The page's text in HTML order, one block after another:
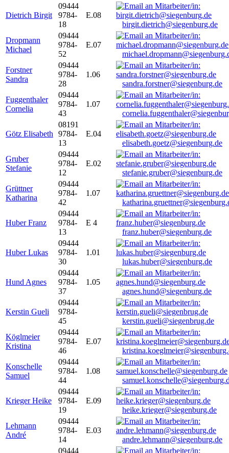
Dietrich Birgit
09444
9784-
18
E.08
birgit.dietrich@siegenburg.de
Dropmann
Michael
09444
9784-
52
E.07
Forstner
Sandra
09444
9784-
28
1.06
sandra.forstner@siegenburg.de
Fuggenthaler
Cornelia
09444
9784-
43
1.07
Götz Elisabeth
08191
9784-
13
E.04
elisabeth.goetz@siegenburg.de
Gruber
Stefanie
09444
9784-
12
E.02
stefanie.gruber@siegenburg.de
Grüttner
Katharina
09444
9784-
42
1.07
Huber Franz
09444
9784-
13
E 4
franz.huber@siegenburg.de
Huber Lukas
09444
9784-
30
1.01
lukas.huber@siegenburg.de
Hund Agnes
09444
9784-
37
1.05
agnes.hund@siegenburg.de
Kerstin Gueli
09444
9784-
45
kerstin.gueli@siegenbrug.de
Köglmeier
Kristina
09444
9784-
46
E.07
Konschelle
Samuel
09444
9784-
44
1.08
Krieger Heike
09444
9784-
19
E.09
heike.krieger@siegenburg.de
Lehmann
André
09444
9784-
14
E.03
andre.lehmann@siegenburg.de
09444